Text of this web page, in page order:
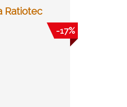
Ratiotec
-17%